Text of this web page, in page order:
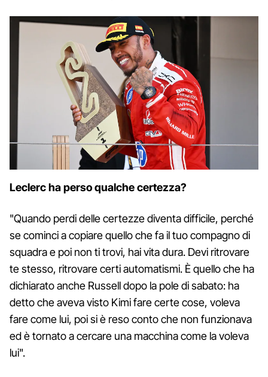
Leclerc ha perso qualche certezza?
"Quando perdi delle certezze diventa difficile, perché
se cominci a copiare quello che fa il tuo compagno di
squadra e poi non ti trovi, hai vita dura. Devi ritrovare
te stesso, ritrovare certi automatismi. È quello che ha
dichiarato anche Russell dopo la pole di sabato: ha
detto che aveva visto Kimi fare certe cose, voleva
fare come lui, poi si è reso conto che non funzionava
ed è tornato a cercare una macchina come la voleva
lui".